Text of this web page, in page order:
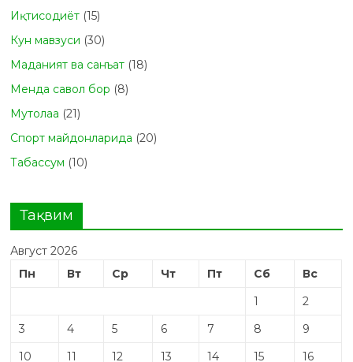
Иқтисодиёт (15)
Кун мавзуси (30)
Маданият ва санъат (18)
Менда савол бор (8)
Мутолаа (21)
Спорт майдонларида (20)
Табасcум (10)
Тақвим
Август 2026
Пн
Вт Ср Чт Пт Сб
Вс
1
2
3
4 5 6 7 8
9
10
11 12 13 14 15
16